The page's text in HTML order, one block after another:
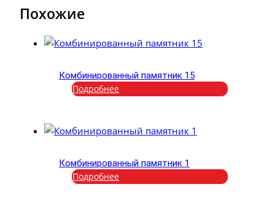
Похожие
Комбинированный памятник 15
Подробнее
Комбинированный памятник 1
Подробнее